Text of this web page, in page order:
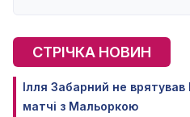
СТРІЧКА НОВИН
Ілля Забарний не
матчі з Мальоркою